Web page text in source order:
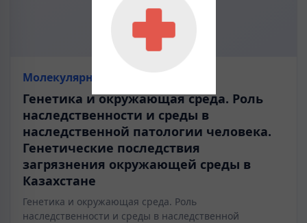
Молекулярная биология
Генетика и окружающая среда. Роль
наследственности и среды в
наследственной патологии человека.
Генетические последствия
загрязнения окружающей среды в
Казахстане
Генетика и окружающая среда. Роль
наследственности и среды в наследственной